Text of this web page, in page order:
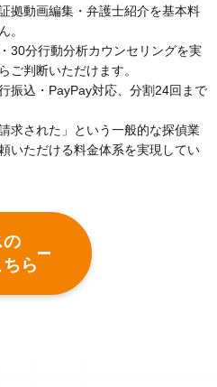
拠動画編集・弁護士紹介を基本料
。
30分行動分析カウンセリングを実
ご判断いただけます。
振込・PayPay対応、分割24回まで
求された」という一般的な探偵業
いただける料金体系を実現してい
の
ら